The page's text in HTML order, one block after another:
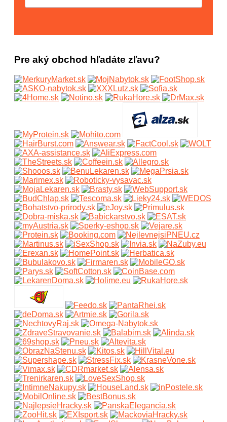
Pre aký obchod hľadáte zľavu?